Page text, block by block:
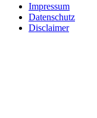
Impressum
Datenschutz
Disclaimer